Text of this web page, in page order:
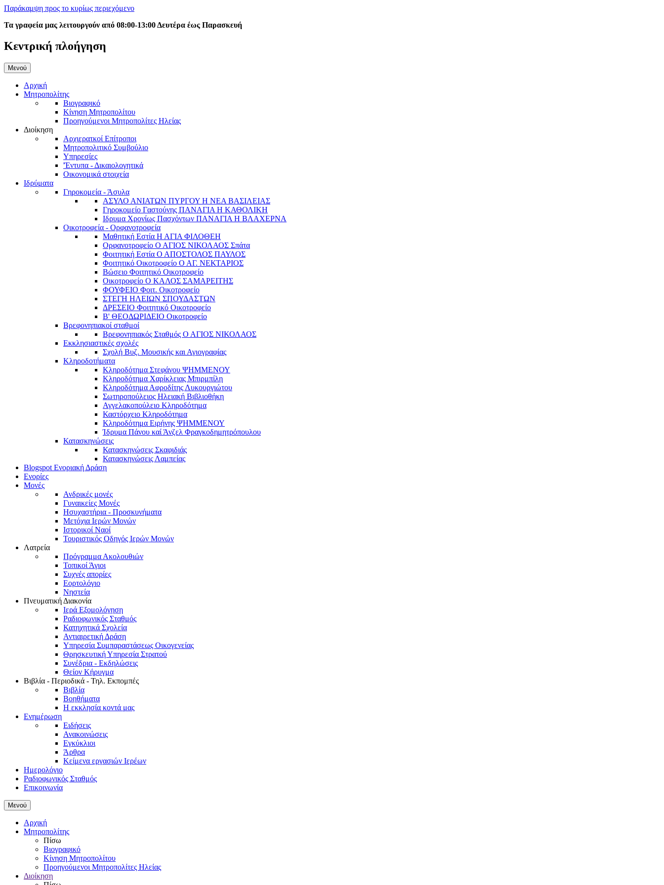
Παράκαμψη προς το κυρίως περιεχόμενο
Τα γραφεία μας λειτουργούν από 08:00-13:00 Δευτέρα έως Παρασκευή
Κεντρική πλοήγηση
Μενού
Αρχική
Μητροπολίτης
Βιογραφικό
Κίνηση Μητροπολίτου
Προηγούμενοι Μητροπολίτες Ηλείας
Διοίκηση
Αρχιερατκοί Επίτροποι
Μητροπολιτικό Συμβούλιο
Υπηρεσίες
'Έντυπα - Δικαιολογητικά
Οικονομικά στοιχεία
Ιδρύματα
Γηροκομεία - Άσυλα
ΑΣΥΛΟ ΑΝΙΑΤΩΝ ΠΥΡΓΟΥ Η ΝΕΑ ΒΑΣΙΛΕΙΑΣ
Γηροκομείο Γαστούνης ΠΑΝΑΓΙΑ Η ΚΑΘΟΛΙΚΗ
Ιδρυμα Χρονίως Πασχόντων ΠΑΝΑΓΙΑ Η ΒΛΑΧΕΡΝΑ
Οικοτροφεία - Ορφανοτροφεία
Μαθητική Εστία Η ΑΓΙΑ ΦΙΛΟΘΕΗ
Ορφανοτροφείο Ο ΑΓΙΟΣ ΝΙΚΟΛΑΟΣ Σπάτα
Φοιτητική Εστία Ο ΑΠΟΣΤΟΛΟΣ ΠΑΥΛΟΣ
Φοιτητικό Οικοτροφείο Ο ΑΓ. ΝΕΚΤΑΡΙΟΣ
Βώσειο Φοιτητικό Οικοτροφείο
Οικοτροφείο Ο ΚΑΛΟΣ ΣΑΜΑΡΕΙΤΗΣ
ΦΟΥΦΕΙΟ Φοιτ. Οικοτροφείο
ΣΤΕΓΗ ΗΛΕΙΩΝ ΣΠΟΥΔΑΣΤΩΝ
ΔΡΕΣΕΙΟ Φοιτητικό Οικοτροφείο
Β' ΘΕΟΔΩΡΙΔΕΙΟ Οικοτροφείο
Βρεφονηπιακοί σταθμοί
Βρεφονηπιακός Σταθμός Ο ΑΓΙΟΣ ΝΙΚΟΛΑΟΣ
Εκκλησιαστικές σχολές
Σχολή Βυζ. Μουσικής και Αγιογραφίας
Κληροδοτήματα
Κληροδότημα Στεφάνου ΨΗΜΜΕΝΟΥ
Κληροδότημα Χαρίκλειας Μπιρμπίλη
Κληροδότημα Αφροδίτης Λυκουργιώτου
Σωτηροπούλειος Ηλειακή Βιβλιοθήκη
Αγγελακοπούλειο Κληροδότημα
Καστόρχειο Κληροδότημα
Κληροδότημα Ειρήνης ΨΗΜΜΕΝΟΥ
Ίδρυμα Πάνου καί Άνζελ Φραγκοδημητρόπουλου
Κατασκηνώσεις
Κατασκηνώσεις Σκαφιδιάς
Κατασκηνώσεις Λαμπείας
Blogspot Ενοριακή Δράση
Ενορίες
Μονές
Ανδρικές μονές
Γυναικείες Μονές
Ησυχαστήρια - Προσκυνήματα
Μετόχια Ιερών Μονών
Ιστορικοί Ναοί
Τουριστικός Οδηγός Ιερών Μονών
Λατρεία
Πρόγραμμα Ακολουθιών
Τοπικοί Άγιοι
Συχνές απορίες
Εορτολόγιο
Νηστεία
Πνευματική Διακονία
Ιερά Εξομολόγηση
Ραδιοφωνικός Σταθμός
Κατηχητικά Σχολεία
Αντιαιρετική Δράση
Υπηρεσία Συμπαραστάσεως Οικογενείας
Θρησκευτική Υπηρεσία Στρατού
Συνέδρια - Εκδηλώσεις
Θείον Κήρυγμα
Βιβλία - Περιοδικά - Τηλ. Εκπομπές
Βιβλία
Βοηθήματα
Η εκκλησία κοντά μας
Ενημέρωση
Ειδήσεις
Ανακοινώσεις
Εγκύκλιοι
Άρθρα
Κείμενα εργασιών Ιερέων
Ημερολόγιο
Ραδιοφωνικός Σταθμός
Επικοινωνία
Μενού
Αρχική
Μητροπολίτης
Πίσω
Βιογραφικό
Κίνηση Μητροπολίτου
Προηγούμενοι Μητροπολίτες Ηλείας
Διοίκηση